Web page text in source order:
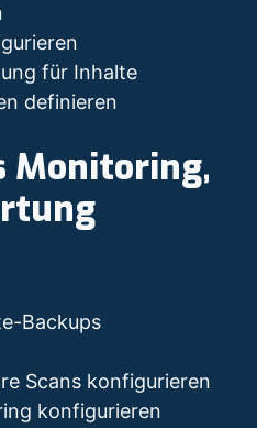
für Inhalte
definieren
Monitoring,
Backups
Scans konfigurieren
konfigurieren